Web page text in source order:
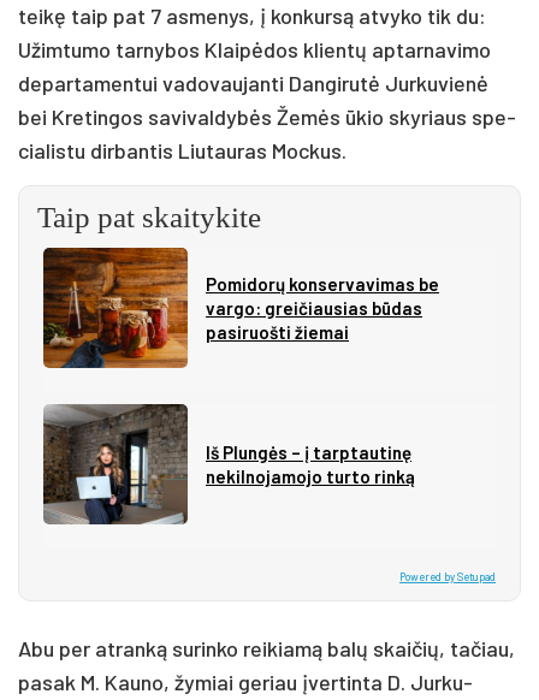
teikę taip pat 7 as­me­nys, į kon­kursą at­vy­ko tik du:
Užim­tu­mo tar­ny­bos Klaipė­dos klientų ap­tar­na­vi­mo
de­par­ta­men­tui va­do­vau­jan­ti Dan­gi­rutė Jur­ku­vienė
bei Kre­tin­gos sa­vi­val­dybės Žemės ūkio sky­riaus spe­
cia­lis­tu dir­ban­tis Liu­tau­ras Moc­kus.
Taip pat skaitykite
Pomidorų konservavimas be
vargo: greičiausias būdas
pasiruošti žiemai
Iš Plungės – į tarptautinę
nekilnojamojo turto rinką
Powered by Setupad
Abu per at­ranką su­rin­ko rei­kiamą balų skai­čių, ta­čiau,
pa­sak M. Kau­no, žy­miai ge­riau įver­tin­ta D. Jur­ku­